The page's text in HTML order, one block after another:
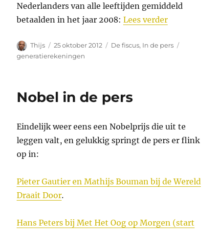
Nederlanders van alle leeftijden gemiddeld
betaalden in het jaar 2008:Lees verder“Hoeveel
Auteur
Thijs
Geplaatst
op
25 oktober 2012 Categorieën
De fiscus, In de pers
generatierekeningen
Nobel in de pers
Eindelijk weer eens een Nobelprijs die uit te
leggen valt, en gelukkig springt de pers er flink
op in:
Pieter Gautier en Mathijs Bouman bij de Wereld
Draait Door.
Hans Peters bij Met Het Oog op Morgen (start